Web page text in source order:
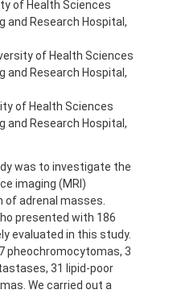
of Health Sciences
and Research Hospital,
of Health Sciences
and Research Hospital,
of Health Sciences
and Research Hospital,
was to investigate the
imaging (MRI)
adrenal masses.
presented with 186
evaluated in this study.
pheochromocytomas, 3
31 lipid-poor
We carried out a